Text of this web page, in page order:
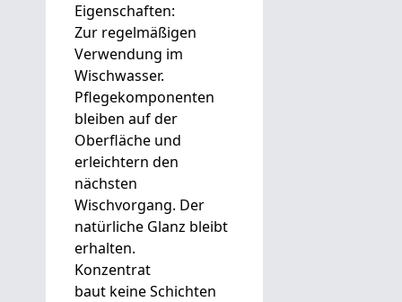
Eigenschaften:
Zur regelmäßigen
Verwendung im
Wischwasser.
Pflegekomponenten
bleiben auf der
Oberfläche und
erleichtern den
nächsten
Wischvorgang. Der
natürliche Glanz bleibt
erhalten.
Konzentrat
baut keine Schichten